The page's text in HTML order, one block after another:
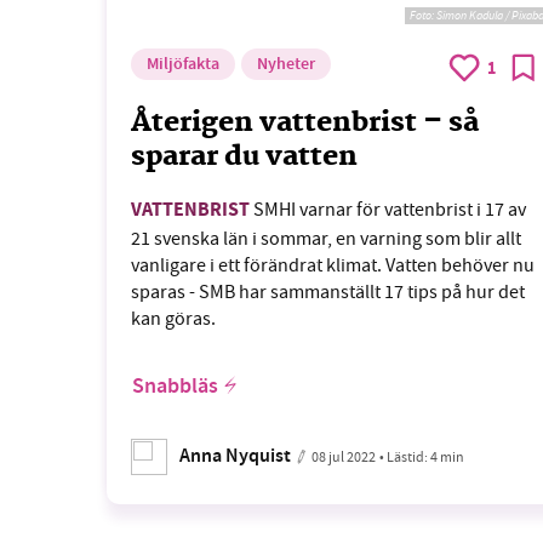
Foto:Simon Kadula /
Miljöfakta Nyheter 1
Återigen vattenbrist – så
sparar du vatten
VATTENBRISTSMHI varnar för vattenbrist i 17 av
21 svenska län i sommar, en varning som blir allt
vanligare i ett förändrat klimat. Vatten behöver nu
sparas - SMB har sammanställt 17 tips på hur det
kan göras.
Snabbläs
Anna Nyquist 08 jul 2022• Lästid:4 min